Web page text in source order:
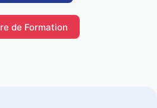
de Formation